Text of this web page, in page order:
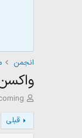
انجمن
ش
و
ع
قبلی